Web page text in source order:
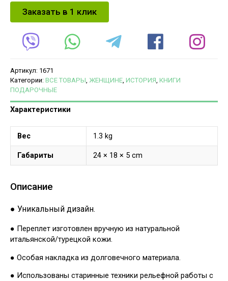
Заказать в 1 клик
Артикул: 1671
Категории: ВСЕ ТОВАРЫ, ЖЕНЩИНЕ, ИСТОРИЯ, КНИГИ
ПОДАРОЧНЫЕ
Характеристики
Вес 1.3 kg
Габариты 24 × 18 × 5 cm
Описание
● Уникальный дизайн.
● Переплет изготовлен вручную из натуральной
итальянской/турецкой кожи.
● Особая накладка из долговечного материала.
● Использованы старинные техники рельефной работы с